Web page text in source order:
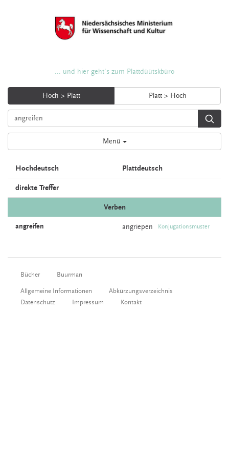
... und hier geht's zum Plattdüütskbüro
Hoch > Platt Platt > Hoch
Menü
Hochdeutsch Plattdeutsch
direkte Treffer
Verben
angreifen angriepen Konjugationsmuster
Bücher Buurman
Allgemeine Informationen
Abkürzungsverzeichnis
Datenschutz
Impressum Kontakt